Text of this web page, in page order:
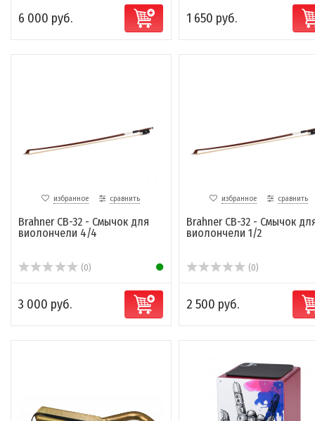
6 000 руб. 1 650 руб.
избранное сравнить
Brahner CB-32 - Смычок для
виолончели 4/4
(0)
3 000 руб.
избранное сравнить
Brahner CB-32 - Смычок
виолончели 1/2
(0)
2 500 руб.